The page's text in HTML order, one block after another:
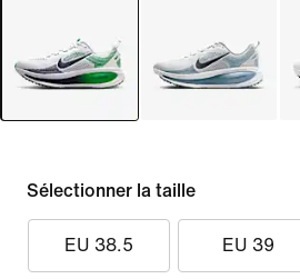
Sélectionner la taille
EU 38.5 EU 39